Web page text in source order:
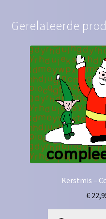
Gerelateerde
Kerstmis –
€